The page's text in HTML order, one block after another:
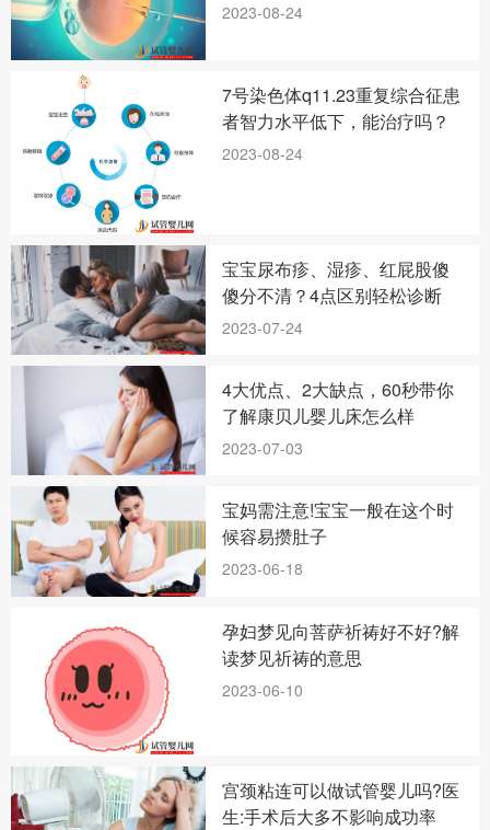
2023-08-24
7号染色体q11.23重复综合征患
者智力水平低下，能治疗吗？
2023-08-24
宝宝尿布疹、湿疹、红屁股傻
傻分不清？4点区别轻松诊断
2023-07-24
4大优点、2大缺点，60秒带你
了解康贝儿婴儿床怎么样
2023-07-03
宝妈需注意!宝宝一般在这个时
候容易攒肚子
2023-06-18
孕妇梦见向菩萨祈祷好不好?解
读梦见祈祷的意思
2023-06-10
宫颈粘连可以做试管婴儿吗?医
生:手术后大多不影响成功率